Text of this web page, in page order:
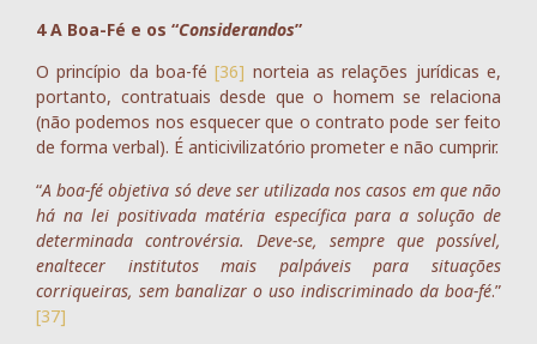
4 A Boa-Fé e os “Considerandos”
O princípio da boa-fé[36] norteia as relações jurídicas e,
portanto, contratuais desde que o homem se relaciona
(não podemos nos esquecer que o contrato pode ser feito
de forma verbal). É anticivilizatório prometer e não cumprir.
“A boa-fé objetiva só deve ser utilizada nos casos em que não
há na lei positivada matéria específica para a solução de
determinada controvérsia. Deve-se, sempre que possível,
enaltecer institutos mais palpáveis para situações
corriqueiras, sem banalizar o uso indiscriminado da boa-fé.”
[37]